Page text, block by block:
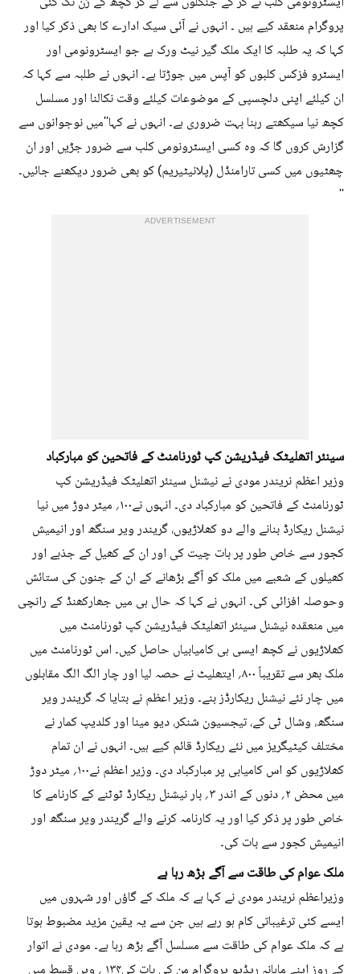
پروگرام منعقد کیے ہیں ۔ انہوں نے آئی سیک ادارے کا بھی ذکر کیا اور
کہا کہ یہ طلبہ کا ایک ملک گیر نیٹ ورک ہے جو ایسٹرونومی اور
ایسٹرو فزکس کلبوں کو آپس میں جوڑتا ہے۔ انہوں نے طلبہ سے کہا کہ
ان کیلئے اپنی دلچسپی کے موضوعات کیلئے وقت نکالنا اور مسلسل
کچھ نیا سیکھتے رہنا بہت ضروری ہے۔ انہوں نے کہا''میں نوجوانوں سے
گزارش کروں گا کہ وہ کسی ایسٹرونومی کلب سے ضرور جڑیں اور ان
چھٹیوں میں کسی تارامنڈل (پلانیٹیریم) کو بھی ضرور دیکھنے جائیں۔
''
ADVERTISEMENT
سینئر اتھلیٹک فیڈریشن کپ ٹورنامنٹ کے فاتحین کو مبارکباد
وزیر اعظم نریندر مودی نے نیشنل سینئر اتھلیٹک فیڈریشن کپ
ٹورنامنٹ کے فاتحین کو مبارکباد دی۔ انہوں نے۱۰۰؍ میٹر دوڑ میں نیا
نیشنل ریکارڈ بنانے والے دو کھلاڑیوں، گریندر ویر سنگھ اور انیمیش
کجور سے خاص طور پر بات چیت کی اور ان کے کھیل کے جذبے اور
کھیلوں کے شعبے میں ملک کو آگے بڑھانے کے ان کے جنون کی ستائش
وحوصلہ افزائی کی۔ انہوں نے کہا کہ حال ہی میں جھارکھنڈ کے رانچی
میں منعقدہ نیشنل سینئر اتھلیٹک فیڈریشن کپ ٹورنامنٹ میں
کھلاڑیوں نے کچھ ایسی ہی کامیابیاں حاصل کیں۔ اس ٹورنامنٹ میں
ملک بھر سے تقریباً ۸۰۰؍ ایتھلیٹ نے حصہ لیا اور چار الگ الگ مقابلوں
میں چار نئے نیشنل ریکارڈز بنے۔ وزیر اعظم نے بتایا کہ گریندر ویر
سنگھ، وشال ٹی کے، تیجسیون شنکر، دیو مینا اور کلدیپ کمار نے
مختلف کیٹیگریز میں نئے ریکارڈ قائم کیے ہیں۔ انہوں نے ان تمام
کھلاڑیوں کو اس کامیابی پر مبارکباد دی۔ وزیر اعظم نے۱۰۰؍ میٹر دوڑ
میں محض ۲؍ دنوں کے اندر ۳؍ بار نیشنل ریکارڈ ٹوٹنے کے کارنامے کا
خاص طور پر ذکر کیا اور یہ کارنامہ کرنے والے گریندر ویر سنگھ اور
انیمیش کجور سے بات کی۔
ملک عوام کی طاقت سے آگے بڑھ رہا ہے
وزیراعظم نریندر مودی نے کہا ہے کہ ملک کے گاؤں اور شہروں میں
ایسے کئی ترغیباتی کام ہو رہے ہیں جن سے یہ یقین مزید مضبوط ہوتا
ہے کہ ملک عوام کی طاقت سے مسلسل آگے بڑھ رہا ہے۔ مودی نے اتوار